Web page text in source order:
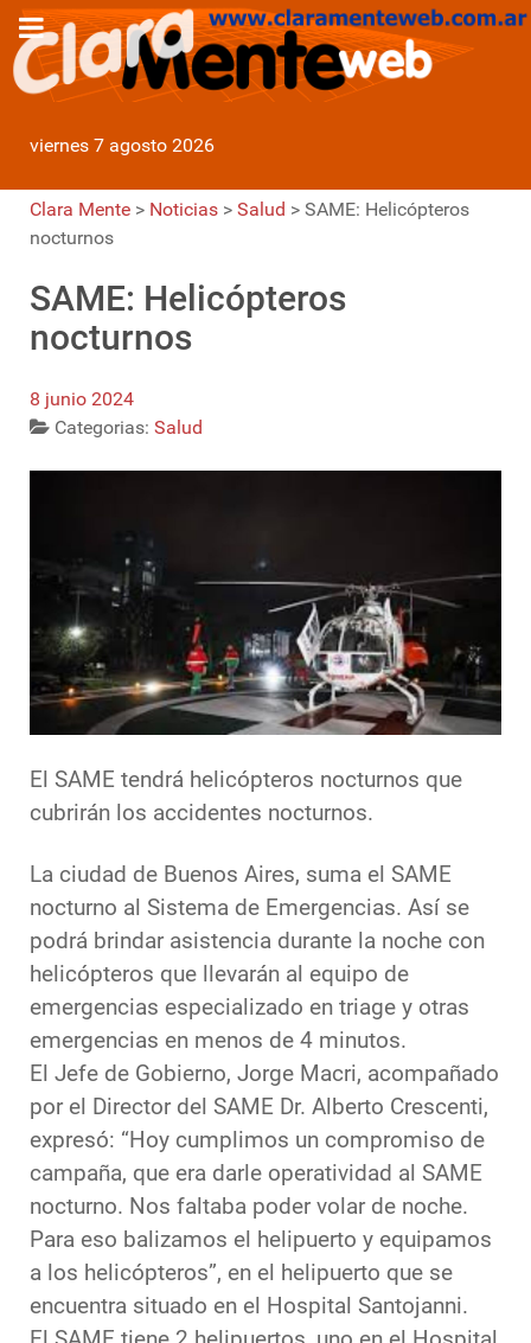
viernes 7 agosto 2026
Clara Mente > Noticias > Salud > SAME: Helicópteros
nocturnos
SAME: Helicópteros
nocturnos
8 junio 2024
Categorias: Salud
El SAME tendrá helicópteros nocturnos que
cubrirán los accidentes nocturnos.
La ciudad de Buenos Aires, suma el SAME
nocturno al Sistema de Emergencias. Así se
podrá brindar asistencia durante la noche con
helicópteros que llevarán al equipo de
emergencias especializado en triage y otras
emergencias en menos de 4 minutos.
El Jefe de Gobierno, Jorge Macri, acompañado
por el Director del SAME Dr. Alberto Crescenti,
expresó: “Hoy cumplimos un compromiso de
campaña, que era darle operatividad al SAME
nocturno. Nos faltaba poder volar de noche.
Para eso balizamos el helipuerto y equipamos
a los helicópteros”, en el helipuerto que se
encuentra situado en el Hospital Santojanni.